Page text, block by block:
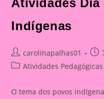
Atividades Dia
Indígenas
Post
author:
carolinapalhas01
Post
PostAtividades Pedagógicas
O tema dos povos